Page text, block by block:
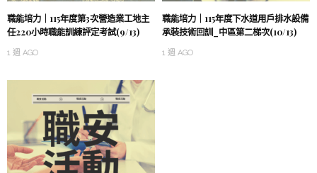
職能培力｜115年度第3次營造業工地主
任220小時職能訓練評定考試(9/13)
1 週 AGO
職能培力｜115年度下水道用戶排水設備
承裝技術回訓_中區第二梯次(10/13)
1 週 AGO